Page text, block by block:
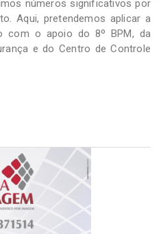
números significativos por
Aqui, pretendemos aplicar a
com o apoio do 8º BPM, da
e do Centro de Controle